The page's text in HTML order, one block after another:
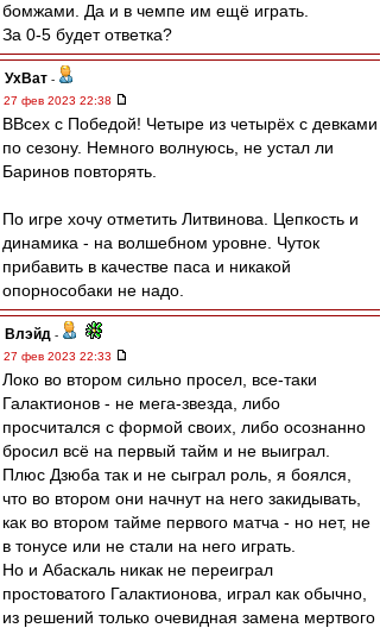
бомжами. Да и в чемпе им ещё играть.
За 0-5 будет ответка?
УхВат -
27 фев 2023 22:38
ВВсех с Победой! Четыре из четырёх с девками
по сезону. Немного волнуюсь, не устал ли
Баринов повторять.
По игре хочу отметить Литвинова. Цепкость и
динамика - на волшебном уровне. Чуток
прибавить в качестве паса и никакой
опорнособаки не надо.
Влэйд -
27 фев 2023 22:33
Локо во втором сильно просел, все-таки
Галактионов - не мега-звезда, либо
просчитался с формой своих, либо осознанно
бросил всё на первый тайм и не выиграл.
Плюс Дзюба так и не сыграл роль, я боялся,
что во втором они начнут на него закидывать,
как во втором тайме первого матча - но нет, не
в тонусе или не стали на него играть.
Но и Абаскаль никак не переиграл
простоватого Галактионова, играл как обычно,
из решений только очевидная замена мертвого